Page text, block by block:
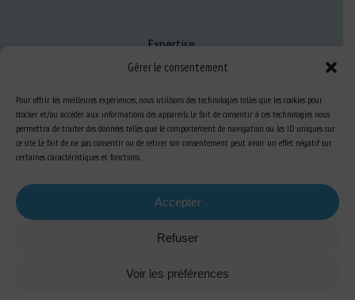
Gérer le consentement
Pour offrir les meilleures expériences, nous utilisons des technologies telles que les cookies pour
stocker et/ou accéder aux informations des appareils. Le fait de consentir à ces technologies nous
permettra de traiter des données telles que le comportement de navigation ou les ID uniques sur
ce site. Le fait de ne pas consentir ou de retirer son consentement peut avoir un effet négatif sur
certaines caractéristiques et fonctions.
Accepter
Refuser
Voir les préférences
Expertise
S’informer sur le BEA
Se former au BEA
Mentions Légales-Confidentialité-Cookies